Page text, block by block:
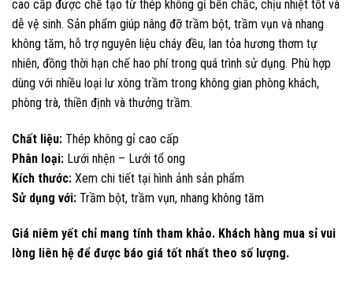
cao cấp được chế tạo từ thép không gỉ bền chắc, chịu nhiệt tốt và
dễ vệ sinh. Sản phẩm giúp nâng đỡ trầm bột, trầm vụn và nhang
không tăm, hỗ trợ nguyên liệu cháy đều, lan tỏa hương thơm tự
nhiên, đồng thời hạn chế hao phí trong quá trình sử dụng. Phù hợp
dùng với nhiều loại lư xông trầm trong không gian phòng khách,
phòng trà, thiền định và thưởng trầm.
Chất liệu: Thép không gỉ cao cấp
Phân loại: Lưới nhện – Lưới tổ ong
Kích thước: Xem chi tiết tại hình ảnh sản phẩm
Sử dụng với: Trầm bột, trầm vụn, nhang không tăm
Giá niêm yết chỉ mang tính tham khảo. Khách hàng mua sỉ vui
lòng liên hệ để được báo giá tốt nhất theo số lượng.